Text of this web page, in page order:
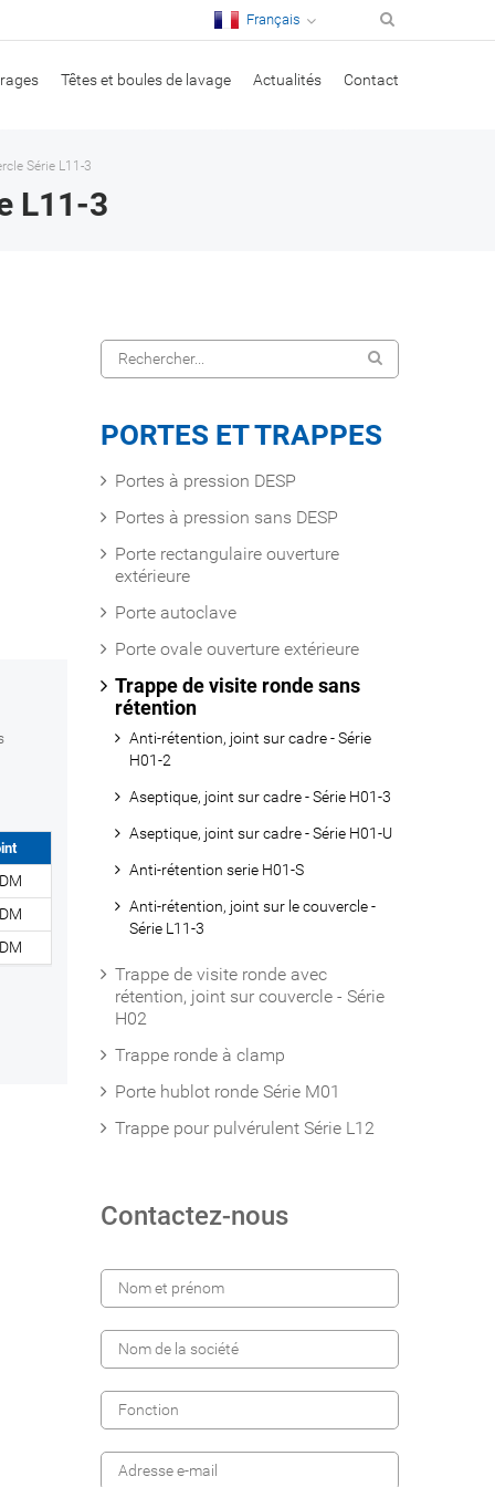
Français
Têtes et boules de lavage Actualités Contact
Série L11-3
L11-3
PORTES ET TRAPPES
Portes à pression DESP
Portes à pression sans DESP
Porte rectangulaire ouverture
extérieure
Porte autoclave
Porte ovale ouverture extérieure
Trappe de visite ronde sans
rétention
Anti-rétention, joint sur cadre - Série
H01-2
Aseptique, joint sur cadre - Série H01-3
Aseptique, joint sur cadre - Série H01-U
Anti-rétention serie H01-S
Anti-rétention, joint sur le couvercle -
Série L11-3
Trappe de visite ronde avec
rétention, joint sur couvercle - Série
H02
Trappe ronde à clamp
Porte hublot ronde Série M01
Trappe pour pulvérulent Série L12
Contactez-nous